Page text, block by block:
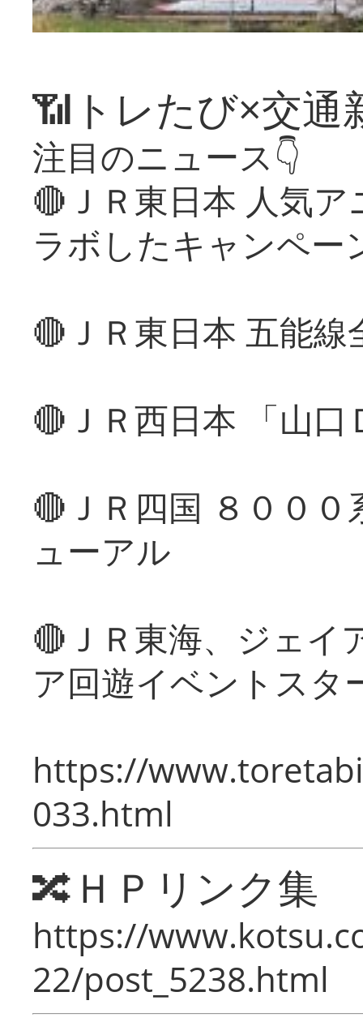
📶トレたび×交通
注目のニュース👇
🔴ＪＲ東日本 人気
ラボしたキャンペー
🔴ＪＲ東日本 五能
🔴ＪＲ西日本 「山
🔴ＪＲ四国 ８００
ューアル
🔴ＪＲ東海、ジェイ
ア回遊イベントスタ
https://
033.html
🔀ＨＰリンク集
https://
22/post_5238.html